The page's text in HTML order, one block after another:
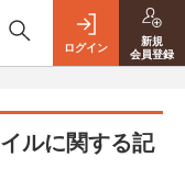
ログイン
新規
会員登録
ルに関する記